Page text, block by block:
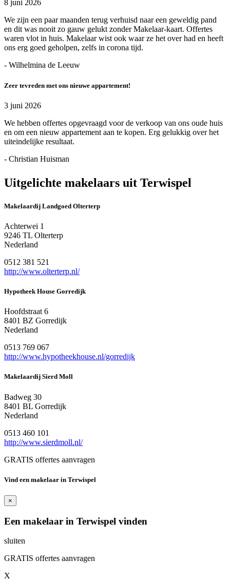
8 juni 2026
We zijn een paar maanden terug verhuisd naar een geweldig pand
en dit was nooit zo gauw gelukt zonder Makelaar-kaart. Offertes
waren vlot in huis. Makelaar wist ook waar ze het over had en heeft
ons erg goed geholpen, zelfs in corona tijd.
- Wilhelmina de Leeuw
Zeer tevreden met ons nieuwe appartement!
3 juni 2026
We hebben offertes opgevraagd voor de verkoop van ons oude huis
en om een nieuw appartement aan te kopen. Erg gelukkig over het
uiteindelijke resultaat.
- Christian Huisman
Uitgelichte makelaars uit Terwispel
Makelaardij Landgoed Olterterp
Achterwei 1
9246 TL Olterterp
Nederland
0512 381 521
http://www.olterterp.nl/
Hypotheek House Gorredijk
Hoofdstraat 6
8401 BZ Gorredijk
Nederland
0513 769 067
http://www.hypotheekhouse.nl/gorredijk
Makelaardij Sierd Moll
Badweg 30
8401 BL Gorredijk
Nederland
0513 460 101
http://www.sierdmoll.nl/
GRATIS offertes aanvragen
Vind een makelaar in Terwispel
×
Een makelaar in Terwispel vinden
sluiten
GRATIS offertes aanvragen
X